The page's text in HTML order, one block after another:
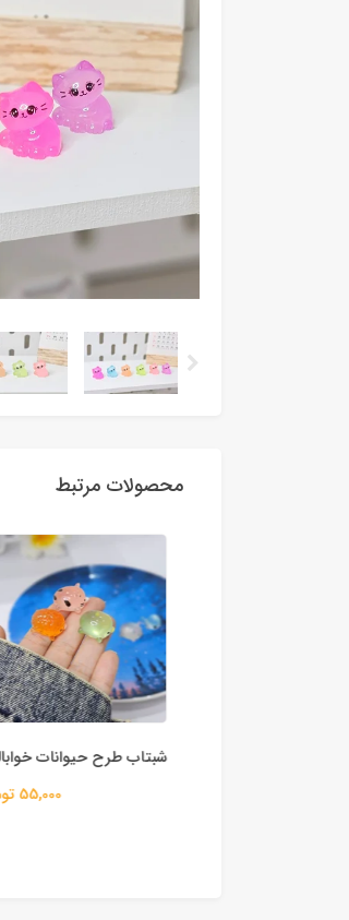
محصولات مرتبط
شبتاب طرح حیوانات خوابالو
55,000 تومان